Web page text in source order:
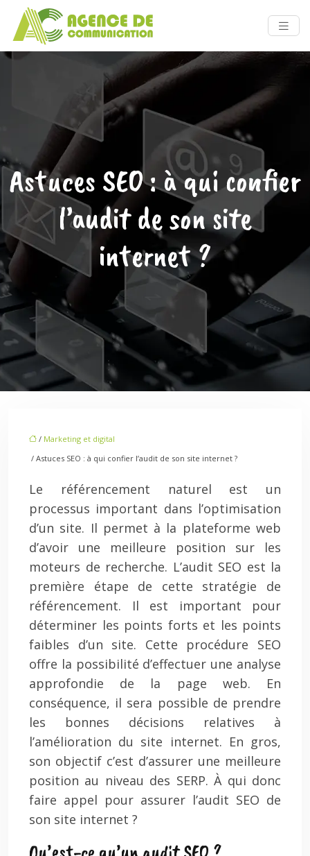
Astuces SEO : à qui confier
l’audit de son site
internet ?
/ Marketing et digital
/ Astuces SEO : à qui confier l’audit de son site internet ?
Le référencement naturel est un
processus important dans l’optimisation
d’un site. Il permet à la plateforme web
d’avoir une meilleure position sur les
moteurs de recherche. L’audit SEO est la
première étape de cette stratégie de
référencement. Il est important pour
déterminer les points forts et les points
faibles d’un site. Cette procédure SEO
offre la possibilité d’effectuer une analyse
approfondie de la page web. En
conséquence, il sera possible de prendre
les bonnes décisions relatives à
l’amélioration du site internet. En gros,
son objectif c’est d’assurer une meilleure
position au niveau des SERP. À qui donc
faire appel pour assurer l’audit SEO de
son site internet ?